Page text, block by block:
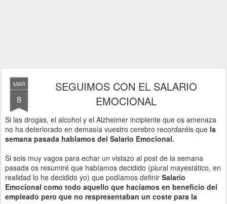
MAR
8
SEGUIMOS CON EL SALARIO
EMOCIONAL
Si las drogas, el alcohol y el Alzheimer incipiente que os amenaza
no ha deteriorado en demasía vuestro cerebro recordaréis que la
semana pasada hablamos del Salario Emocional.
Si sois muy vagos para echar un vistazo al post de la semana
pasada os resumiré que habíamos decidido (plural mayestático, en
realidad lo he decidido yo) que podíamos definir Salario
Emocional como todo aquello que hacíamos en beneficio del
empleado pero que no respresentaban un coste para la